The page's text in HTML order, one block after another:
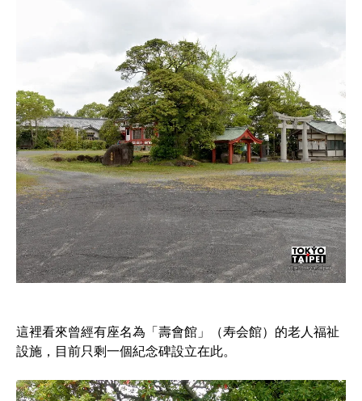
這裡看來曾經有座名為「壽會館」（寿会館）的老人福祉
設施，目前只剩一個紀念碑設立在此。